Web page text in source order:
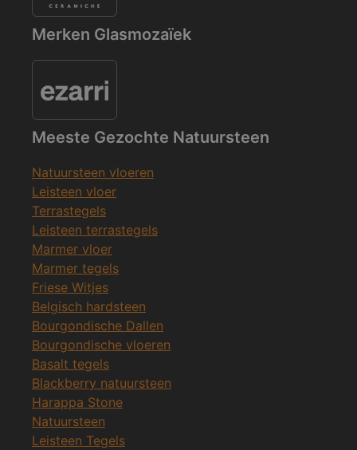
Merken Glasmozaïek
Meeste Gezochte Natuursteen
Natuursteen vloeren
Leisteen vloer
Terrastegels
Leisteen terrastegels
Marmer vloer
Marmer tegels
Friese Witjes
Belgisch hardsteen
Bourgondische Dallen
Bourgondische vloeren
Basalt tegels
Blackberry natuursteen
Harappa Stone
Natuursteen
Leisteen Tegels